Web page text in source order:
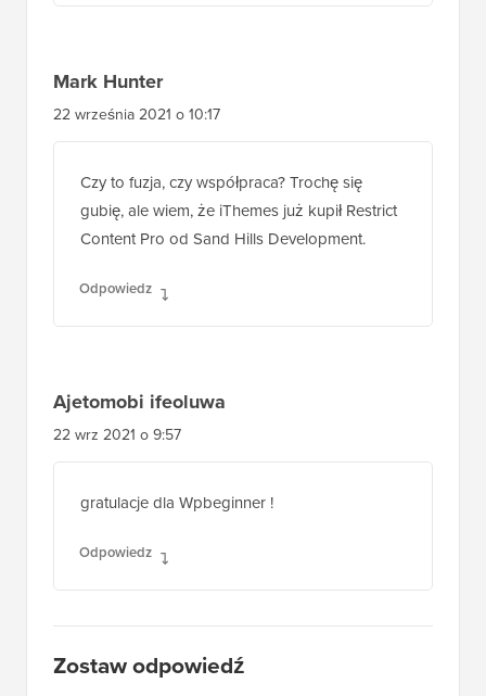
Mark Hunter
22 września 2021 o 10:17
Czy to fuzja, czy współpraca? Trochę się
gubię, ale wiem, że iThemes już kupił Restrict
Content Pro od Sand Hills Development.
Odpowiedz
Ajetomobi ifeoluwa
22 wrz 2021 o 9:57
gratulacje dla Wpbeginner !
Odpowiedz
Zostaw odpowiedź